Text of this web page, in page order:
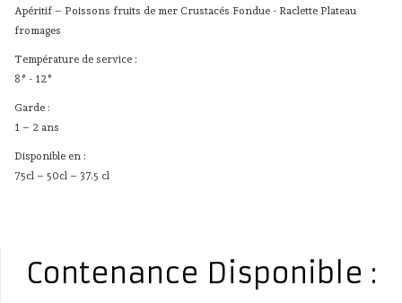
Apéritif – Poissons fruits de mer Crustacés Fondue - Raclette Plateau
fromages
Température de service :
8° - 12°
Garde :
1 – 2 ans
Disponible en :
75cl – 50cl – 37.5 cl
Contenance Disponible :